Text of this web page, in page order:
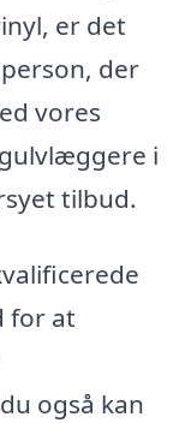
er det
der
vores
i
tilbud.
for at
også kan